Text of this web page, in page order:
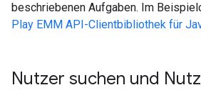
beschriebenen Aufgaben. Im
Play EMM API-Clientbibliothek für
Nutzer suchen und